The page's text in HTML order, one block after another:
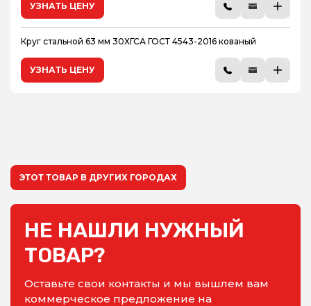
УЗНАТЬ ЦЕНУ
Круг стальной 63 мм 30ХГСА ГОСТ 4543-2016 кованый
УЗНАТЬ ЦЕНУ
ЭТОТ ТОВАР В ДРУГИХ ГОРОДАХ
НЕ НАШЛИ НУЖНЫЙ
ТОВАР?
Оставьте свои контакты и мы вышлем вам
коммерческое предложение на